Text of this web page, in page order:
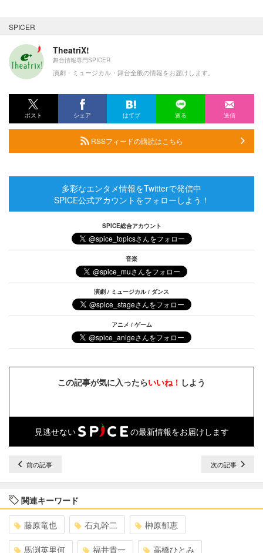
SPICER
TheatriX!
舞台情報専門SPICER
演劇・ミュージカル・舞台全般の情報をお届けします。
ポスト シェア はてブ 送る 送信
RSSフィードの購読はこちら
多彩なエンタメ情報をTwitterで発信中
SPICE公式アカウントをフォローしよう！
SPICE総合アカウント
音楽
演劇 / ミュージカル / ダンス
アニメ / ゲーム
この記事が気に入ったらいいね！ しよう
見逃せない の最新情報をお届けします
前の記事 次の記事
関連キーワード
藤原竜也 石丸幹二 榊原郁恵
馬渕英里何 福井貴一 高橋ひとみ